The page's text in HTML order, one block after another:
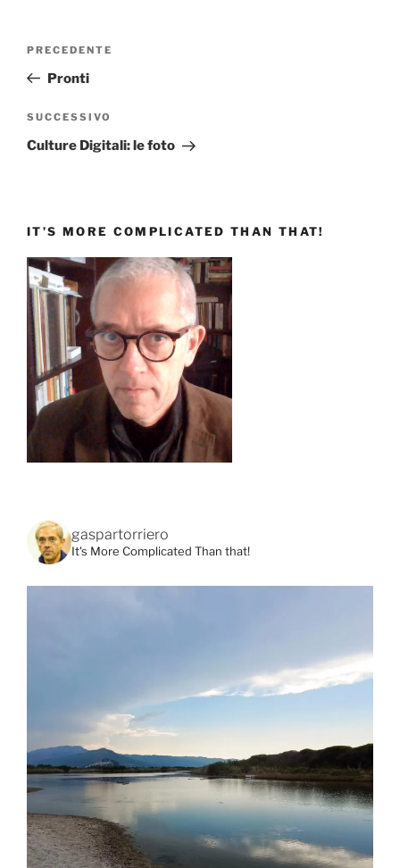
Articolo
precedente:
PRECEDENTE
Pronti
Articolo
successivo
SUCCESSIVO
Culture Digitali: le foto
IT’S MORE COMPLICATED THAN THAT!
gaspartorriero
It's More Complicated Than that!